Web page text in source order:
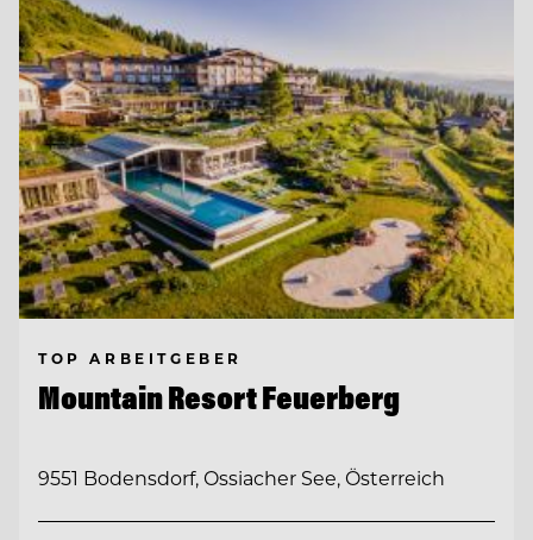
TOP ARBEITGEBER
Mountain Resort Feuerberg
9551 Bodensdorf, Ossiacher See, Österreich